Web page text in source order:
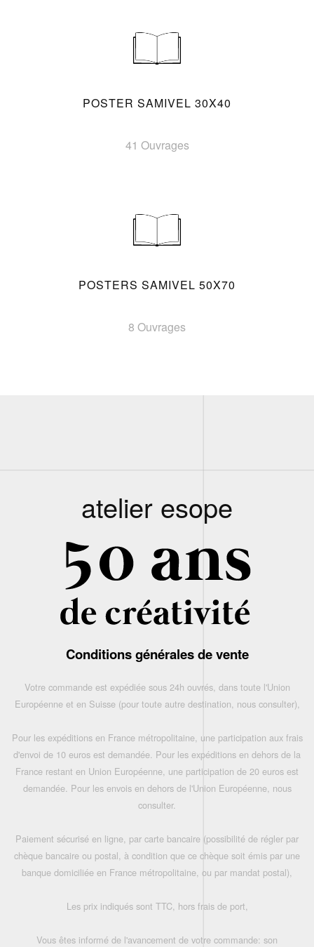
POSTER SAMIVEL 30X40
41 Ouvrages
POSTERS SAMIVEL 50X70
8 Ouvrages
atelier esope
Conditions générales de vente
Votre commande est expédiée sous 24h ouvrés, dans toute l'Union
Européenne et en Suisse (pour toute autre destination, nous consulter),
Pour les expéditions en France métropolitaine, une participation aux frais
d'envoi de 10 euros est demandée. Pour les expéditions en dehors de la
France restant en Union Européenne, une participation de 20 euros est
demandée. Pour les envois en dehors de l'Union Européenne, nous
consulter.
Paiement sécurisé en ligne, par carte bancaire (possibilité de régler par
chèque bancaire ou postal, à condition que ce chèque soit émis par une
banque domiciliée en France métropolitaine, ou par mandat postal),
Les prix indiqués sont TTC, hors frais de port,
Vous êtes informé de l'avancement de votre commande: son